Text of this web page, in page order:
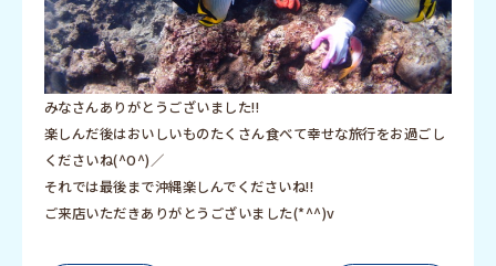
みなさんありがとうございました!!
楽しんだ後はおいしいものたくさん食べて幸せな旅行をお過ごし
くださいね(^O^)／
それでは最後まで沖縄楽しんでくださいね!!
ご来店いただきありがとうございました(*^^)v